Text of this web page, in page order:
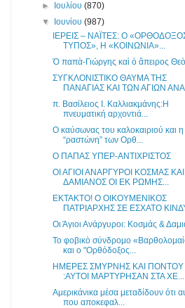
►
Ιουλίου(870)
▼
Ιουνίου(987)
ΙΕΡΕΙΣ – ΝΑΪΤΕΣ: Ο
ΤΥΠΟΣ», Η «ΚΟΙΝΩΝΙΑ»...
Ὁ παπὰ-Γιώργης καὶ ὁ ἄπειρος
ΣΥΓΚΛΟΝΙΣΤΙΚΟ ΘΑΥΜΑ ΤΗΣ
ΠΑΝΑΓΙΑΣ ΚΑΙ ΤΩΝ ΑΓΙΩΝ
π. Βασίλειος Ι. Καλλιακμάνης:Η
πνευματική αρχοντιά...
Ο καύσωνας του καλοκαιριού και η
“ραστώνη” των Ορθ...
Ο ΠΑΠΑΣ ΥΠΕΡ-ΑΝΤΙΧΡΙΣΤΟΣ
ΟΙ ΑΓΙΟΙ ΑΝΑΡΓΥΡΟΙ ΚΟΣΜΑΣ ΚΑΙ
ΔΑΜΙΑΝΟΣ ΟΙ ΕΚ ΡΩΜΗΣ...
ΕΚΤΑΚΤΟ! Ο ΟΙΚΟΥΜΕΝΙΚΟΣ
ΠΑΤΡΙΑΡΧΗΣ ΣΕ ΕΣΧΑΤΟ
Οι Άγιοι Ανάργυροι: Κοσμάς &
Το φοβικὸ σύνδρομο
και ο "Ορθόδοξος...
ΗΜΕΡΕΣ ΣΜΥΡΝΗΣ ΚΑΙ ΠΟΝΤΟΥ
:ΑΥΤΟΙ ΜΑΡΤΥΡΗΣΑΝ ΣΤΑ ΧΕ...
Αμερικάνικα μέσα μεταδίδουν ότι
που αποκεφαλ...